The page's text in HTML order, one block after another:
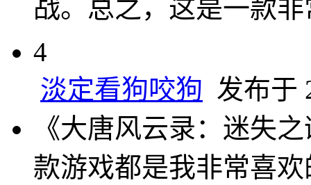
战。总之，这是一款
4
淡定看狗咬狗 发布于
《大唐风云录：迷失
款游戏都是我非常喜